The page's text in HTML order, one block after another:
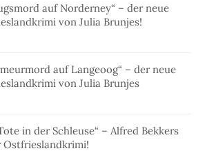
auf Norderney“ – der neue
von Julia Brunjes!
auf Langeoog“ – der neue
von Julia Brunjes
in der Schleuse“ – Alfred Bekkers
Ostfrieslandkrimi!